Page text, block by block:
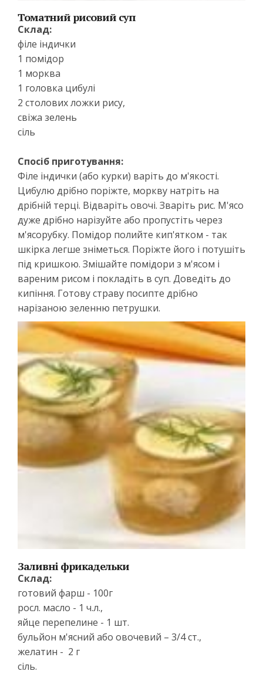
Томатний рисовий суп
Склад:
філе індички
1 помідор
1 морква
1 головка цибулі
2 столових ложки рису,
свіжа зелень
сіль
Спосіб приготування:
Філе індички (або курки) варіть до м'якості.
Цибулю дрібно поріжте, моркву натріть на
дрібній терці. Відваріть овочі. Зваріть рис. М'ясо
дуже дрібно нарізуйте або пропустіть через
м'ясорубку. Помідор полийте кип'ятком - так
шкірка легше зніметься. Поріжте його і потушіть
під кришкою. Змішайте помідори з м'ясом і
вареним рисом і покладіть в суп. Доведіть до
кипіння. Готову страву посипте дрібно
нарізаною зеленню петрушки.
Заливні фрикадельки
Склад:
готовий фарш - 100г
росл. масло - 1 ч.л.,
яйце перепелине - 1 шт.
бульйон м'ясний або овочевий – 3/4 ст.,
желатин - 2 г
сіль.